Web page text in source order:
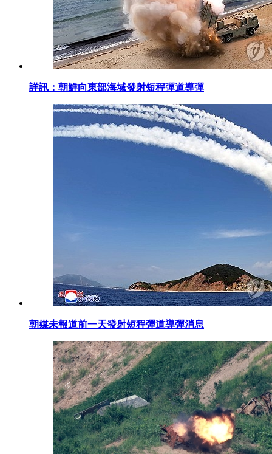
詳訊：朝鮮向東部海域發射短程彈道導彈
朝媒未報道前一天發射短程彈道導彈消息